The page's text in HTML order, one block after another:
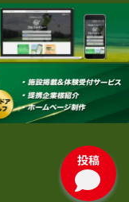
投稿